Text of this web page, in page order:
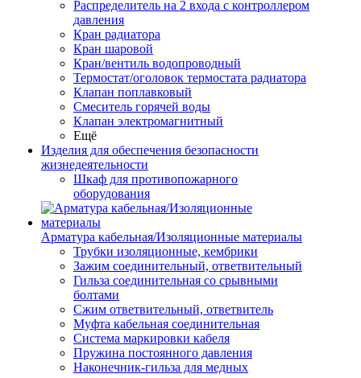
Распределитель на 2 входа с контроллером
давления
Кран радиатора
Кран шаровой
Кран/вентиль водопроводный
Термостат/оголовок термостата радиатора
Клапан поплавковый
Смеситель горячей воды
Клапан электромагнитный
Ещё
Изделия для обеспечения безопасности
жизнедеятельности
Шкаф для противопожарного
оборудования
Арматура кабельная/Изоляционные материалы
Трубки изоляционные, кембрики
Зажим соединительный, ответвительный
Гильза соединительная со срывными
болтами
Сжим ответвительный, ответвитель
Муфта кабельная соединительная
Система маркировки кабеля
Пружина постоянного давления
Наконечник-гильза для медных